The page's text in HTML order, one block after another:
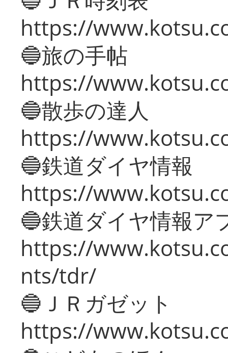
https://
🔵旅の手帖
https://
🔵散歩の達人
https://
🔵鉄道ダイヤ情報
https://
🔵鉄道ダイヤ情報ア
https://
nts/tdr/
🔵ＪＲガゼット
https://